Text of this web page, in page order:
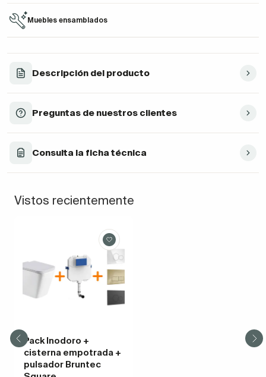
Muebles ensamblados
Descripción del producto
Preguntas de nuestros clientes
Consulta la ficha técnica
Vistos recientemente
Pack Inodoro +
cisterna empotrada +
pulsador Bruntec